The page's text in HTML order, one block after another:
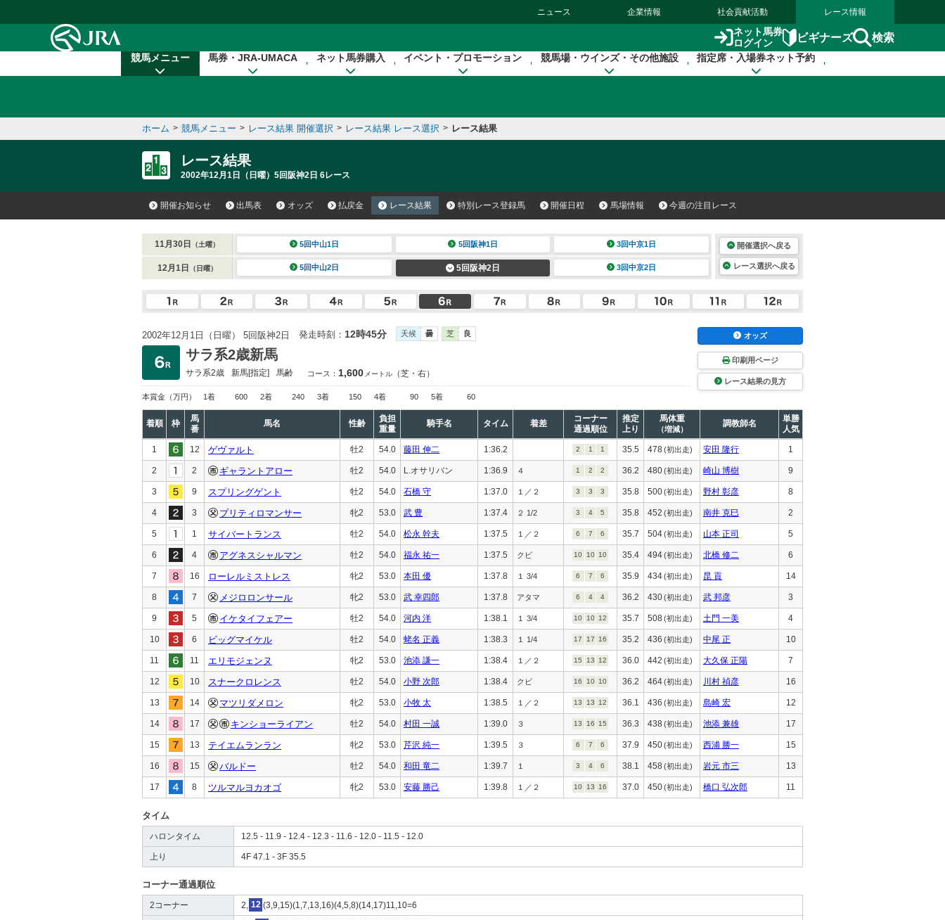
ニュース 企業情報 社会貢献活動 レース情報
ネット馬券
ログイン
ビギナーズ 検索
競馬メニュー 馬券・JRA-UMACA ネット馬券購入 イベント・プロモーション 競馬場・ウインズ・その他施設 指定席・入場券ネット予約
ホーム > 競馬メニュー > レース結果 開催選択 > レース結果 レース選択 > レース結果
レース結果
2002年12月1日（日曜）5回阪神2日 6レース
開催お知らせ 出馬表 オッズ 払戻金 レース結果 特別レース登録馬 開催日程 馬場情報 今週の注目レース
11月30日 （土曜） 5回中山1日 5回阪神1日 3回中京1日
12月1日 （日曜） 5回中山2日 5回阪神2日 3回中京2日
開催選択へ戻る
レース選択へ戻る
2002年12月1日（日曜） 5回阪神2日 発走時刻： 12時45分 天候 曇 芝 良
サラ系2歳新馬
サラ系2歳 新馬[指定] 馬齢 コース： 1,600 メートル （芝・右）
本賞金 （万円） 1着 600 2着 240 3着 150 4着 90 5着 60
オッズ
印刷用ページ
レース結果の見方
着順 枠
馬
番
馬名 性齢
負担
重量
騎手名 タイム 着差
コーナー
通過順位
推定
上り
馬体重
（増減）
調教師名
単勝
人気
1 12 ゲヴァルト 牡2 54.0 藤田 伸二 1:36.2 2 1 1 35.5 478(初出走) 安田 隆行 1
2 2 ギャラントアロー 牡2 54.0 L.オサリバン 1:36.9 ４ 1 2 2 36.2 480(初出走) 崎山 博樹 9
3 9 スプリングゲント 牡2 54.0 石橋 守 1:37.0 １／２ 3 3 3 35.8 500(初出走) 野村 彰彦 8
4 3 プリティロマンサー 牝2 53.0 武 豊 1:37.4 ２ 1/2 3 4 5 35.8 452 (初出走) 南井 克巳 2
5 1 サイバートランス 牡2 54.0 松永 幹夫 1:37.5 １／２ 6 7 6 35.7 504(初出走) 山本 正司 5
6 4 アグネスシャルマン 牡2 54.0 福永 祐一 1:37.5 クビ 10 10 10 35.4 494(初出走) 北橋 修二 6
7 16 ローレルミストレス 牝2 53.0 本田 優 1:37.8 １ 3/4 6 7 6 35.9 434(初出走) 昆 貢 14
8 7 メジロロンサール 牝2 53.0 武 幸四郎 1:37.8 アタマ 6 4 4 36.2 430(初出走) 武 邦彦 3
9 5 イケタイフェアー 牡2 54.0 河内 洋 1:38.1 １ 3/4 10 10 12 35.7 508(初出走) 土門 一美 4
10 6 ビッグマイケル 牡2 54.0 蛯名 正義 1:38.3 １ 1/4 17 17 16 35.2 436 (初出走) 中尾 正 10
11 11 エリモジェンヌ 牝2 53.0 池添 謙一 1:38.4 １／２ 15 13 12 36.0 442 (初出走) 大久保 正陽 7
12 10 スナークロレンス 牡2 54.0 小野 次郎 1:38.4 クビ 16 10 10 36.2 464(初出走) 川村 禎彦 16
13 14 マツリダメロン 牝2 53.0 小牧 太 1:38.5 １／２ 13 13 12 36.1 436 (初出走) 島崎 宏 12
14 17 キンショーライアン 牡2 54.0 村田 一誠 1:39.0 ３ 13 16 15 36.3 438 (初出走) 池添 兼雄 17
15 13 テイエムランラン 牝2 53.0 芹沢 純一 1:39.5 ３ 6 7 6 37.9 450(初出走) 西浦 勝一 15
16 15 バルドー 牡2 54.0 和田 竜二 1:39.7 １ 3 4 6 38.1 458 (初出走) 岩元 市三 13
17 8 ツルマルヨカオゴ 牝2 53.0 安藤 勝己 1:39.8 １／２ 10 13 16 37.0 450(初出走) 橋口 弘次郎 11
タイム
ハロンタイム 12.5 - 11.9 - 12.4 - 12.3 - 11.6 - 12.0 - 11.5 - 12.0
上り 4F 47.1 - 3F 35.5
コーナー通過順位
2コーナー 2, 12 (3,9,15)(1,7,13,16)(4,5,8)(14,17)11,10=6